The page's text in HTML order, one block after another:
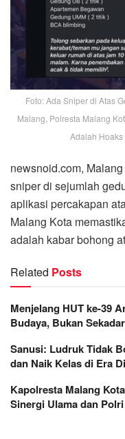
Foto: Ada Sniper di Atas
Malang, Polresta Malang
Adalah Hoaks
newsnoid.com,
sniper di sejumlah
aplikasi percakapan
Malang Kota
adalah kabar bohong
Related Posts
Menjelang HUT ke-39
Budaya, Bukan
Sanusi: Ludruk Tidak
dan Naik Kelas di Era
Kapolresta Malang
Sinergi Ulama dan Polri